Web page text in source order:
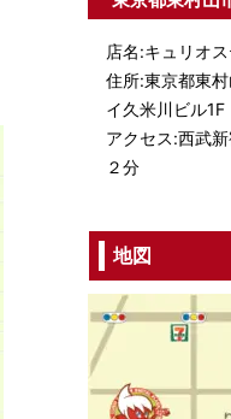
店名:キュリオ
住所:東京都東
イ久米川ビル1F
アクセス:西武
２分
地図